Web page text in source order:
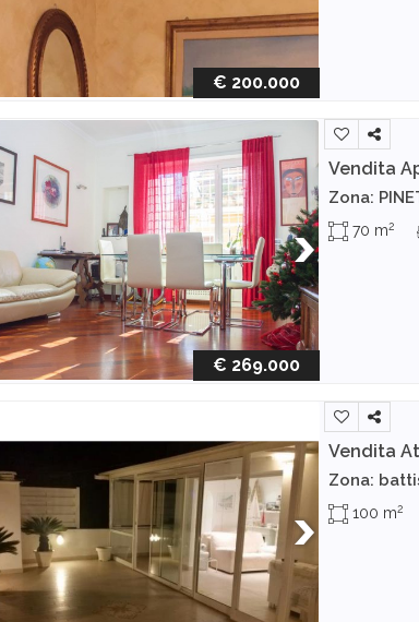
€ 200.000
€ 269.000
Vendita
Zona:
70 m2
Vendita
Zona:
100 m2